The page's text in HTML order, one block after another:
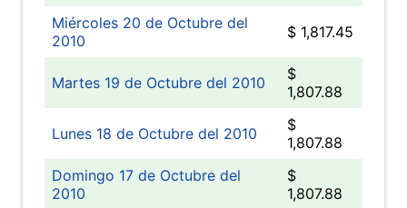
Miércoles 20 de Octubre del
2010
$ 1,817.45
Martes 19 de Octubre del 2010
$
1,807.88
Lunes 18 de Octubre del 2010
$
1,807.88
Domingo 17 de Octubre del
2010
$
1,807.88